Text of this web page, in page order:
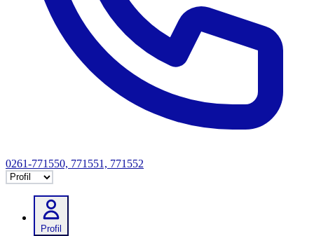
0261-771550, 771551, 771552
Selectează tab
Profil